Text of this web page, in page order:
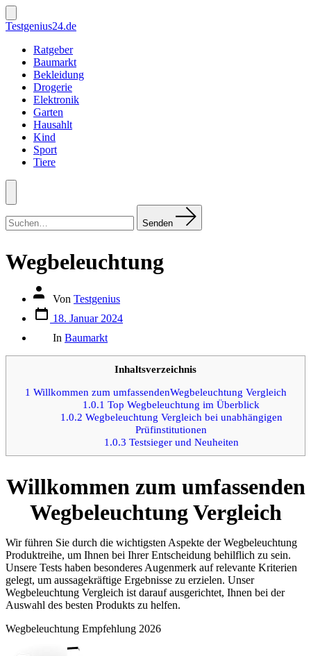
Zum
Inhalt
springen
Suche
ein-/ausblenden
Testgenius24.de
Ratgeber
Baumarkt
Bekleidung
Drogerie
Elektronik
Garten
Hausahlt
Kind
Sport
Tiere
Menü
nach:
Senden
Wegbeleuchtung
Autor
Beitrags
Von Testgenius
Datum
des
Beitrags
18. Januar 2024
In Baumarkt
Inhaltsverzeichnis
1 Willkommen zum umfassendenWegbeleuchtung Vergleich
1.0.1 Top Wegbeleuchtung im Überblick
1.0.2 Wegbeleuchtung Vergleich bei unabhängigen
Prüfinstitutionen
1.0.3 Testsieger und Neuheiten
Willkommen zum umfassenden
Wegbeleuchtung Vergleich
Wir führen Sie durch die wichtigsten Aspekte der Wegbeleuchtung
Produktreihe, um Ihnen bei Ihrer Entscheidung behilflich zu sein.
Unsere Tests haben besonderes Augenmerk auf relevante Kriterien
gelegt, um aussagekräftige Ergebnisse zu erzielen. Unser
Wegbeleuchtung Vergleich ist darauf ausgerichtet, Ihnen bei der
Auswahl des besten Produkts zu helfen.
Wegbeleuchtung Empfehlung 2026